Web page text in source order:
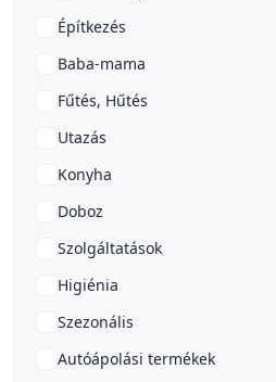
Építkezés
Baba-mama
Fűtés, Hűtés
Utazás
Konyha
Doboz
Szolgáltatások
Higiénia
Szezonális
Autóápolási termékek